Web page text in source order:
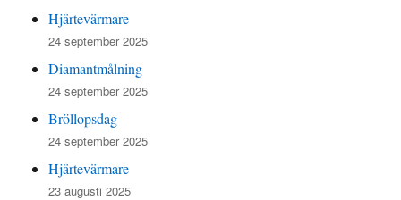
Hjärtevärmare
24 september 2025
Diamantmålning
24 september 2025
Bröllopsdag
24 september 2025
Hjärtevärmare
23 augusti 2025